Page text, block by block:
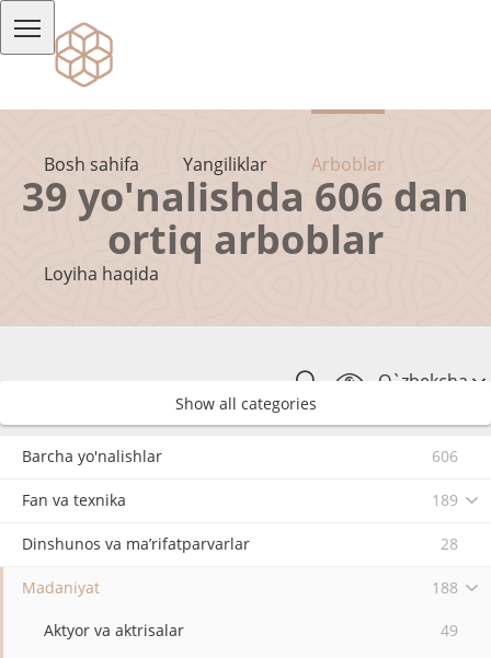
Bosh sahifa Yangiliklar Arboblar
Loyiha haqida
O`zbekcha
39 yo'nalishda 606 dan
ortiq arboblar
Show all categories
Barcha yo'nalishlar 606
Fan va texnika 189
Dinshunos va ma’rifatparvarlar 28
Madaniyat 188
Aktyor va aktrisalar
49